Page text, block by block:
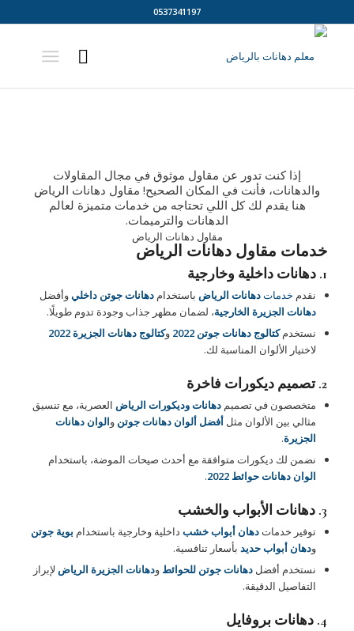
0537341197
إذا كنت تدور عن مقاول موثوق في مجال المقاولات
والدهانات، فأنت في المكان الصحيح! مقاول دهانات الرياض
هنا يقدم لك كل اللي تحتاجه من خدمات متميزة لعالم
الدهانات والترميمات.
مقاول دهانات الرياض
خدمات مقاول دهانات الرياض
1. دهانات داخلية وخارجية
نقدم خدماتدهانات الرياض باستخدام دهانات جوتن داخليوأفضل
دهانات الجزيرة الخارجية، لضمان مظهر جذاب وجودة تدوم طويلًا.
نستخدمكتالوج دهانات جوتن 2022 وكتالوج دهانات الجزيرة 2022
لاختيار الألوان المناسبة لك.
2. تصميم ديكورات فاخرة
متخصصون في تصميم دهانات وديكورات الرياض العصرية، مع تنسيق
مثالي بين الألوان مثل أفضل ألوان دهانات جوتن والوان دهانات
الجزيرة.
نضمن لك ديكورات متوافقة مع أحدث صيحات الموضة، باستخدام
الوان دهانات حوائط 2022
.
3. دهانات الأبواب والخشب
توفير خدماتدهان أبواب خشبداخلية وخارجية باستخدام بوية جوتن
ودهان أبواب حديدبأسعار تنافسية.
نستخدم أفضل دهانات جوتن للحوائط ودهانات الجزيرة الرياض لإبراز
التفاصيل الدقيقة.
4. دهانات بروفايل